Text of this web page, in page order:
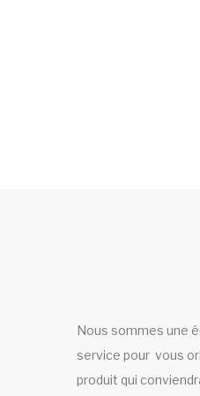
Nous sommes une
service pour vous
produit qui